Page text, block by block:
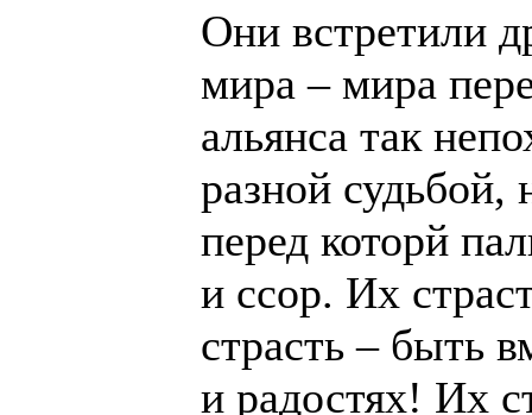
Они встретили
мира – мира
альянса так
разной судьбой,
перед которй
и ссор. Их
страсть – быть
и радостях! Их